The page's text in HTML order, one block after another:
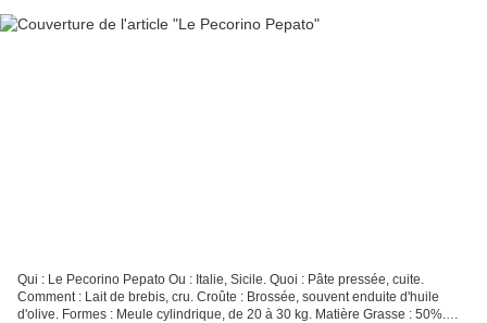
Qui : Le Pecorino Pepato Ou : Italie, Sicile. Quoi : Pâte pressée, cuite.
Comment : Lait de brebis, cru. Croûte : Brossée, souvent enduite d'huile
d'olive. Formes : Meule cylindrique, de 20 à 30 kg. Matière Grasse : 50%.